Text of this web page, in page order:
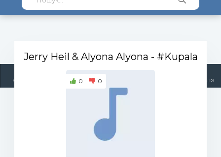
Жанри Топ 100 Плейлист (0)
Jerry Heil & Alyona Alyona - #Kupala
0 0